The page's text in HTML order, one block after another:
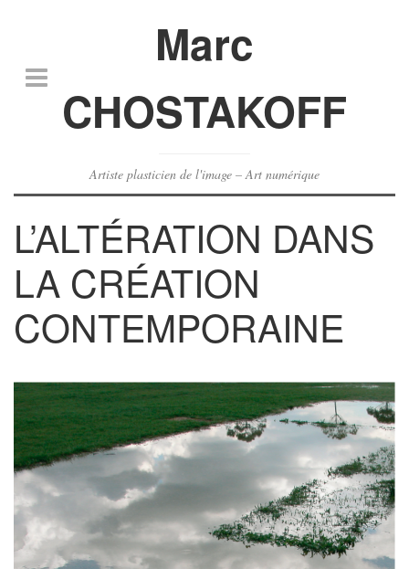
Marc
CHOSTAKOFF
Artiste plasticien de l'image – Art numérique
L’ALTÉRATION DANS
LA CRÉATION
CONTEMPORAINE